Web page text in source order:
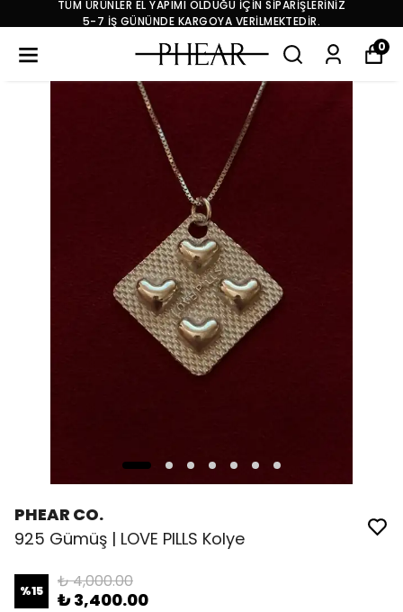
TÜM ÜRÜNLER EL YAPIMI OLDUĞU İÇİN SİPARİŞLERİNİZ
5-7 İŞ GÜNÜNDE KARGOYA VERİLMEKTEDİR.
0
PHEAR CO.
925 Gümüş | LOVE PILLS Kolye
%15 ₺ 4,000.00
₺ 3,400.00